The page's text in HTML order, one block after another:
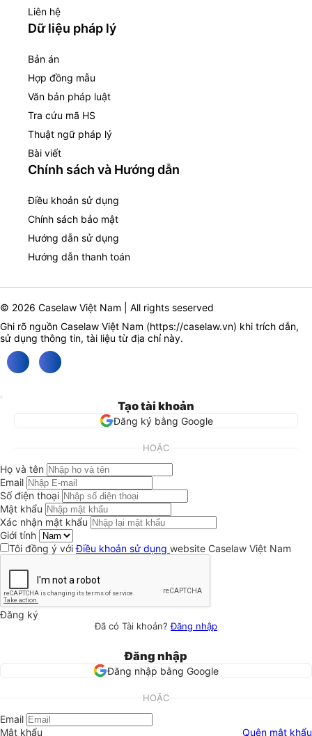
Liên hệ
Dữ liệu pháp lý
Bản án
Hợp đồng mẫu
Văn bản pháp luật
Tra cứu mã HS
Thuật ngữ pháp lý
Bài viết
Chính sách và Hướng dẫn
Điều khoản sử dụng
Chính sách bảo mật
Hướng dẫn sử dụng
Hướng dẫn thanh toán
© 2026 Caselaw Việt Nam | All rights seserved
Ghi rõ nguồn Caselaw Việt Nam (https://caselaw.vn) khi trích dẫn,
sử dụng thông tin, tài liệu từ địa chỉ này.
Tạo tài khoản
Đăng ký bằng Google
HOẶC
Họ và tên
Email
Số điện thoại
Mật khẩu
Xác nhận mật khẩu
Giới tính
Tôi đồng ý vớiĐiều khoản sử dụng website Caselaw Việt Nam
Đăng ký
Đã có Tài khoản?Đăng nhập
Đăng nhập
Đăng nhập bằng Google
HOẶC
Email
Mật khẩu
Quên mật khẩu